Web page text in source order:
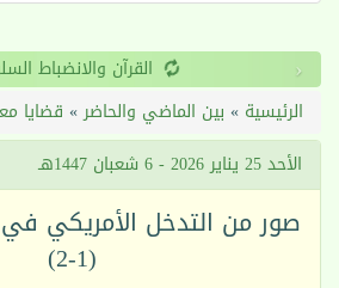
طول الأمد ‹
الرئيسية » بين الماضي والحاضر» قضايا
الأحد 25 يناير 2026 - 6 شعبان 1447هـ
صور من التدخل الأمريكي في
(1-2)